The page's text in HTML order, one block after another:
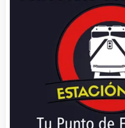
Artículos Publicitarios
Aseguradoras
Asesores Técnicos
Asesoría Fiscal